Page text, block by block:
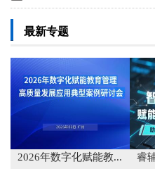
最新专题
2026年数字化赋能教... 睿